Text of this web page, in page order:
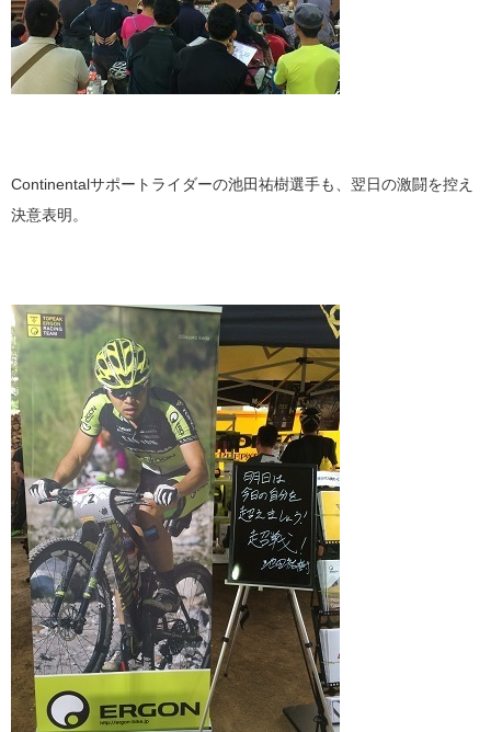
Continentalサポートライダーの池田祐樹選手も、翌日の激闘を控え
決意表明。